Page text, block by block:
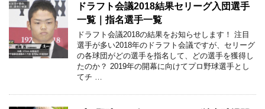
ドラフト会議2018結果セリーグ入団選手
一覧｜指名選手一覧
ドラフト会議2018の結果をお知らせします！ 注目
選手が多い2018年のドラフト会議ですが、セリーグ
の各球団がどの選手を指名して、どの選手を獲得し
たのか？ 2019年の開幕に向けてプロ野球選手とし
てチ …